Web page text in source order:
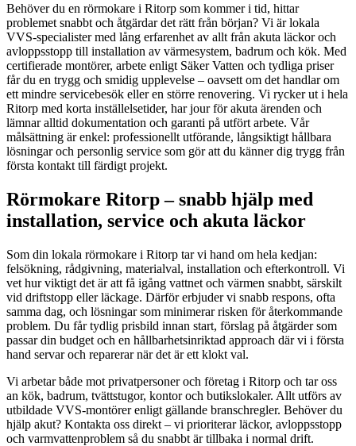
Behöver du en rörmokare i Ritorp som kommer i tid, hittar
problemet snabbt och åtgärdar det rätt från början? Vi är lokala
VVS-specialister med lång erfarenhet av allt från akuta läckor och
avloppsstopp till installation av värmesystem, badrum och kök. Med
certifierade montörer, arbete enligt Säker Vatten och tydliga priser
får du en trygg och smidig upplevelse – oavsett om det handlar om
ett mindre servicebesök eller en större renovering. Vi rycker ut i hela
Ritorp med korta inställelsetider, har jour för akuta ärenden och
lämnar alltid dokumentation och garanti på utfört arbete. Vår
målsättning är enkel: professionellt utförande, långsiktigt hållbara
lösningar och personlig service som gör att du känner dig trygg från
första kontakt till färdigt projekt.
Rörmokare Ritorp – snabb hjälp med
installation, service och akuta läckor
Som din lokala rörmokare i Ritorp tar vi hand om hela kedjan:
felsökning, rådgivning, materialval, installation och efterkontroll. Vi
vet hur viktigt det är att få igång vattnet och värmen snabbt, särskilt
vid driftstopp eller läckage. Därför erbjuder vi snabb respons, ofta
samma dag, och lösningar som minimerar risken för återkommande
problem. Du får tydlig prisbild innan start, förslag på åtgärder som
passar din budget och en hållbarhetsinriktad approach där vi i första
hand servar och reparerar när det är ett klokt val.
Vi arbetar både mot privatpersoner och företag i Ritorp och tar oss
an kök, badrum, tvättstugor, kontor och butikslokaler. Allt utförs av
utbildade VVS-montörer enligt gällande branschregler. Behöver du
hjälp akut? Kontakta oss direkt – vi prioriterar läckor, avloppsstopp
och varmvattenproblem så du snabbt är tillbaka i normal drift.